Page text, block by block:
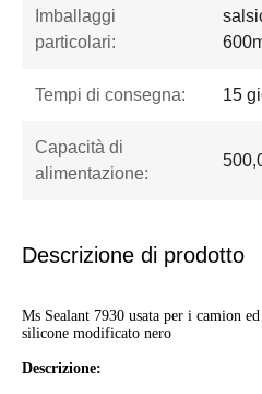
Imballaggi
particolari:
Tempi di consegna: 15
Capacità di
alimentazione:
Descrizione di prodotto
Ms Sealant 7930 usata per i camion
silicone modificato nero
Descrizione: